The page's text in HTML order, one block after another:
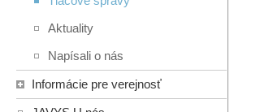
Aktuality
Napísali o nás
Informácie pre verejnosť